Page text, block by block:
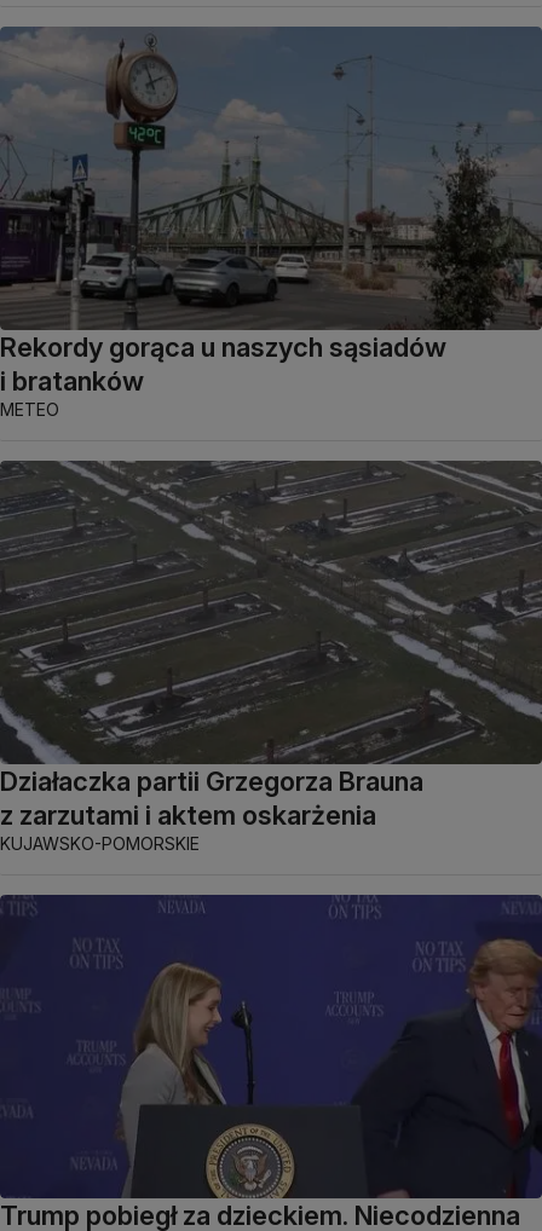
Rekordy gorąca u naszych sąsiadów
i bratanków
METEO
Działaczka partii Grzegorza Brauna
z zarzutami i aktem oskarżenia
KUJAWSKO-POMORSKIE
Trump pobiegł za dzieckiem. Niecodzienna